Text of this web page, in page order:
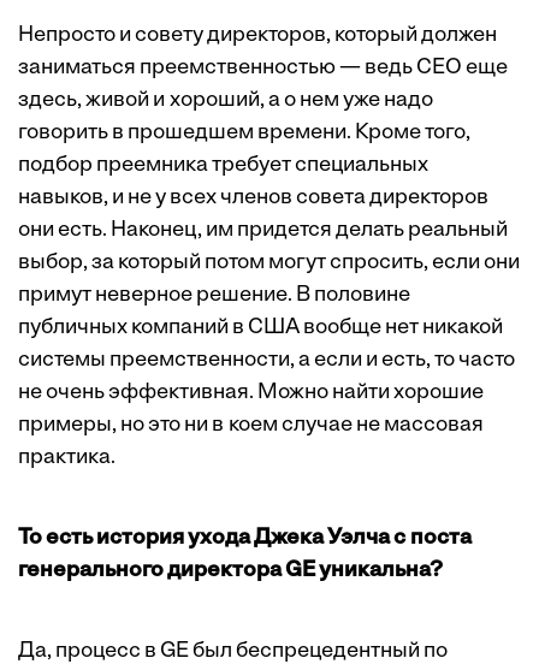
Непросто и совету директоров, который должен
заниматься преемственностью — ведь CEO еще
здесь, живой и хороший, а о нем уже надо
говорить в прошедшем времени. Кроме того,
подбор преемника требует специальных
навыков, и не у всех членов совета директоров
они есть. Наконец, им придется делать реальный
выбор, за который потом могут спросить, если они
примут неверное решение. В половине
публичных компаний в США вообще нет никакой
системы преемственности, а если и есть, то часто
не очень эффективная. Можно найти хорошие
примеры, но это ни в коем случае не массовая
практика.
То есть история ухода Джека Уэлча с поста
генерального директора GE уникальна?
Да, процесс в GE был беспрецедентный по